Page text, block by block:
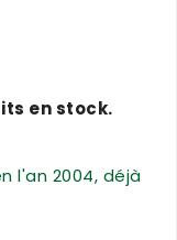
en stock.
l'an 2004, déjà